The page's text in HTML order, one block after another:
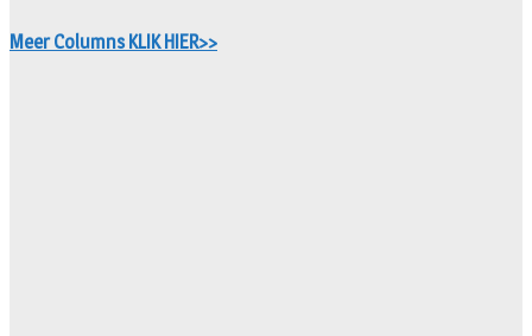
Meer Columns KLIK HIER>>